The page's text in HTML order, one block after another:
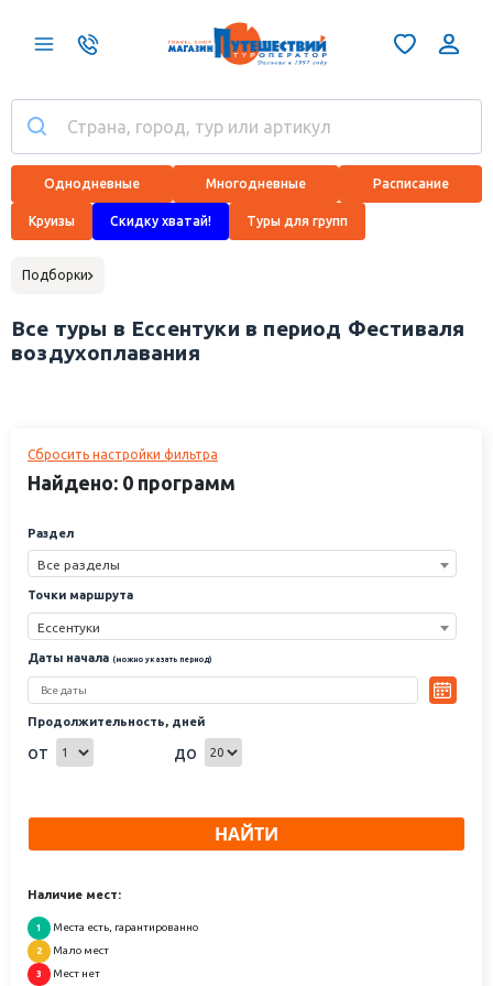
Однодневные Многодневные Расписание
Круизы Скидку хватай! Туры для групп
Подборки
Все туры в Ессентуки в период Фестиваля
воздухоплавания
Сбросить настройки фильтра
Найдено: 0 программ
Раздел
Все разделы
Точки маршрута
Ессентуки
Даты начала (можно указать период)
Продолжительность, дней
от до
НАЙТИ
Наличие мест:
1 Места есть, гарантированно
2 Мало мест
3 Мест нет